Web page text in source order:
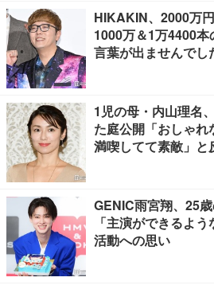
HIKAKIN、2000万
1000万＆1万4400
言葉が出ませんでし
1児の母・内山理名
た庭公開「おしゃ
満喫してて素敵」と
GENIC雨宮翔、25
「主演ができるよ
活動への思い